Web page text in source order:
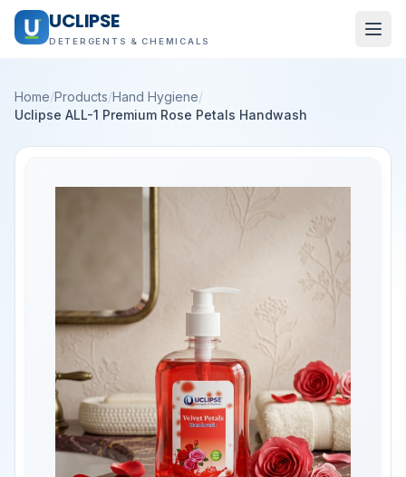
UCLIPSE
DETERGENTS & CHEMICALS
Home/Products/Hand Hygiene/
Uclipse ALL-1 Premium Rose Petals Handwash